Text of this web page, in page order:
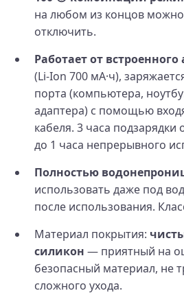
на любом из концов
отключить.
Работает от
(Li‑Ion 700 мА·ч),
порта (компьютера,
адаптера) с помощью
кабеля. 3 часа подзарядки
до 1 часа непрерывного
Полностью
использовать даже под
после использования.
Материал покрытия:
силикон — приятный на
безопасный материал, не
сложного ухода.